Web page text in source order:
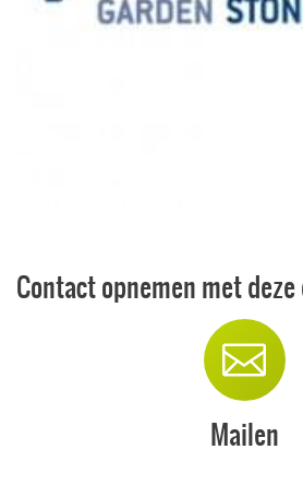
Contact opnemen met
Mailen